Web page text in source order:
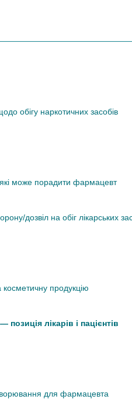
обігу наркотичних засобів
які може порадити фармацевт
дозвіл на обіг лікарських
продукцію
лікарів і пацієнтів
для фармацевта